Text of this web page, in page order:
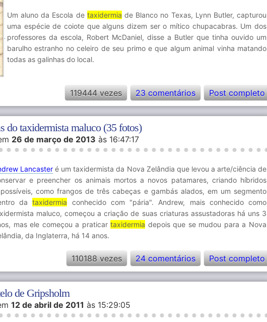
Um aluno da Escola de taxidermia de Blanco no Texas, Lynn Butler, capturou
uma espécie de coiote que alguns dizem ser o mítico chupacabras. Um dos
professores da escola, Robert McDaniel, disse a Butler que tinha ouvido um
barulho estranho no celeiro de seu primo e que algum animal vinha matando
todas as galinhas do local.
Post completo
23 comentários
119444 vezes
do taxidermista maluco (35 fotos)
26 de março de 2013 às 16:47:17
Lancaster é um taxidermista da Nova Zelândia que levou a arte/ciência de
e preencher os animais mortos a novos patamares, criando híbridos
como frangos de três cabeças e gambás alados, em um segmento
dataxidermia conhecido com "pária". Andrew, mais conhecido como
maluco, começou a criação de suas criaturas assustadoras há uns 3
mas ele começou a praticartaxidermia depois que se mudou para a Nova
da Inglaterra, há 14 anos.
Post completo
24 comentários
110188 vezes
de Gripsholm
12 de abril de 2011 às 15:29:05